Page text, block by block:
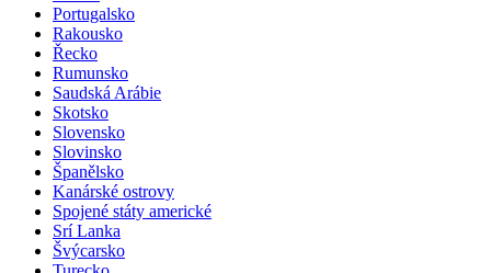
Polsko
Portugalsko
Rakousko
Řecko
Rumunsko
Saudská Arábie
Skotsko
Slovensko
Slovinsko
Španělsko
Kanárské ostrovy
Spojené státy americké
Srí Lanka